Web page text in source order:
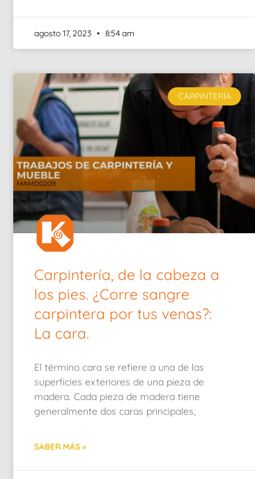
agosto 17, 2023 8:54 am
CARPINTERÍA
Carpintería, de la cabeza a
los pies. ¿Corre sangre
carpintera por tus venas?:
La cara.
El término cara se refiere a una de las
superficies exteriores de una pieza de
madera. Cada pieza de madera tiene
generalmente dos caras principales,
SABER MÁS »